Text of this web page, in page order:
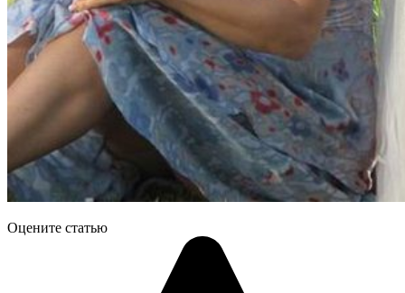
Оцените статью